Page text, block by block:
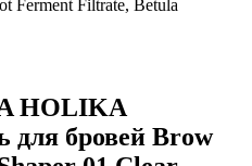
Ferment Filtrate, Betula
HOLIKA
бровей Brow